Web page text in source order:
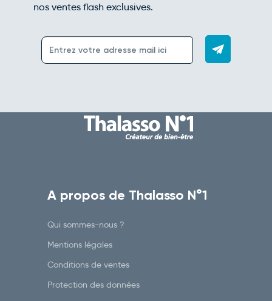
nos ventes flash exclusives.
A propos de Thalasso N°1
Qui sommes-nous ?
Mentions légales
Conditions de ventes
Protection des données